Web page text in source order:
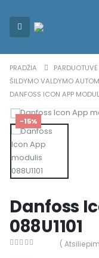
PRADŽIA
PARDUOTUVĖ
ŠILDYMO VALDYMO
DANFOSS ICON APP
-15%
Danfoss
088U1101
(